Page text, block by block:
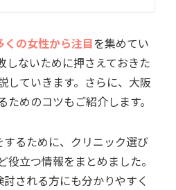
の女性から注目を集めてい
しないために押さえておきた
していきます。さらに、大阪
めのコツもご紹介します。
るために、クリニック選び
立つ情報をまとめました。
される方にも分かりやすく